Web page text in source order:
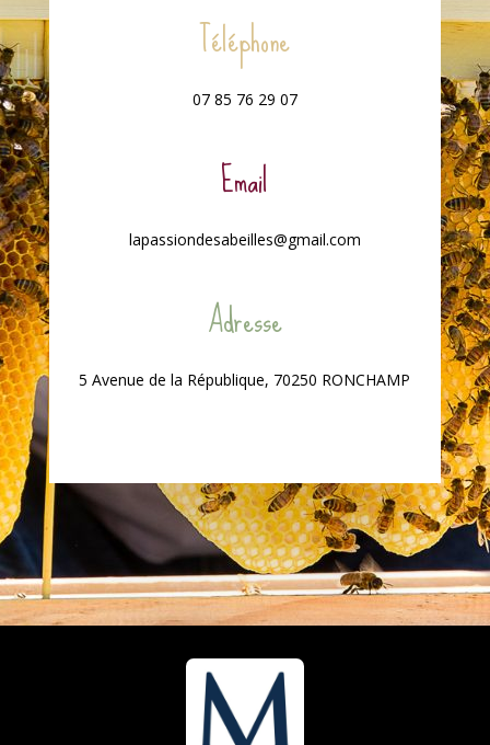
Téléphone
07 85 76 29 07
Email
lapassiondesabeilles@gmail.com
Adresse
5 Avenue de la République, 70250 RONCHAMP